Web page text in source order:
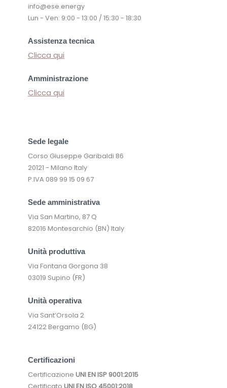
info@ese.energy
Lun - Ven: 9:00 - 13:00 / 15:30 - 18:30
Assistenza tecnica
Clicca qui
Amministrazione
Clicca qui
Sede legale
Corso Giuseppe Garibaldi 86
20121 - Milano Italy
P.IVA 089 99 15 09 67
Sede amministrativa
Via San Martino, 87 Q
82016 Montesarchio (BN) Italy
Unità produttiva
Via Fontana Gorgona 38
03019 Supino (FR)
Unità operativa
Via Sant’Orsola 2
24122 Bergamo (BG)
Certificazioni
Certificazione UNI EN ISP 9001:2015